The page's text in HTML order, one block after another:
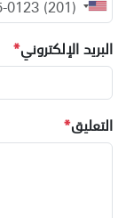
البريد الإلكتروني*
التعليق*